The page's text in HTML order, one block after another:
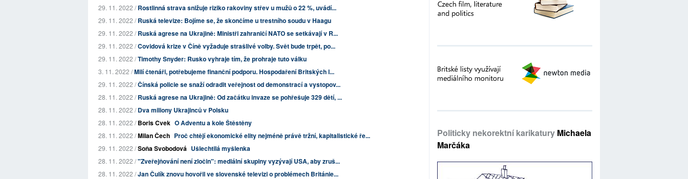
29. 11. 2022 /Rostlinná strava snižuje riziko rakoviny střev u mužů o 22 %, uvádí...
29. 11. 2022 /Ruská televize: Bojíme se, že skončíme u trestního soudu v Haagu
29. 11. 2022 /Ruská agrese na Ukrajině: Ministři zahraničí NATO se setkávají v R...
29. 11. 2022 /Covidová krize v Číně vyžaduje strašlivé volby. Svět bude trpět, po...
29. 11. 2022 /Timothy Snyder: Rusko vyhraje tím, že prohraje tuto válku
3. 11. 2022 /Milí čtenáři, potřebujeme finanční podporu. Hospodaření Britských l...
29. 11. 2022 /Čínská policie se snaží odradit veřejnost od demonstrací a vystopov...
28. 11. 2022 /Ruská agrese na Ukrajině: Od začátku invaze se pohřešuje 329 dětí, ...
28. 11. 2022 /Dva miliony Ukrajinců v Polsku
28. 11. 2022 /Boris Cvek O Adventu a kole Štěstěny
28. 11. 2022 /Milan Čech Proč chtějí ekonomické elity nejméně právě tržní, kapitalistické ře...
29. 11. 2022 /Soňa Svobodová Ušlechtilá myšlenka
28. 11. 2022 /"Zveřejňování není zločin": mediální skupiny vyzývají USA, aby zruš...
28. 11. 2022 /Jan Čulík znovu hovořil ve slovenské televizi o problémech Británie...
Politicky nekorektní karikatury Michaela
Marčáka